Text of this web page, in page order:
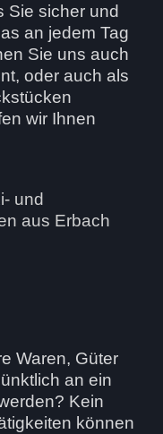
Sie sicher und
an jedem Tag
Sie uns auch
oder auch als
wir Ihnen
Waren, Güter
an ein
Kein
können